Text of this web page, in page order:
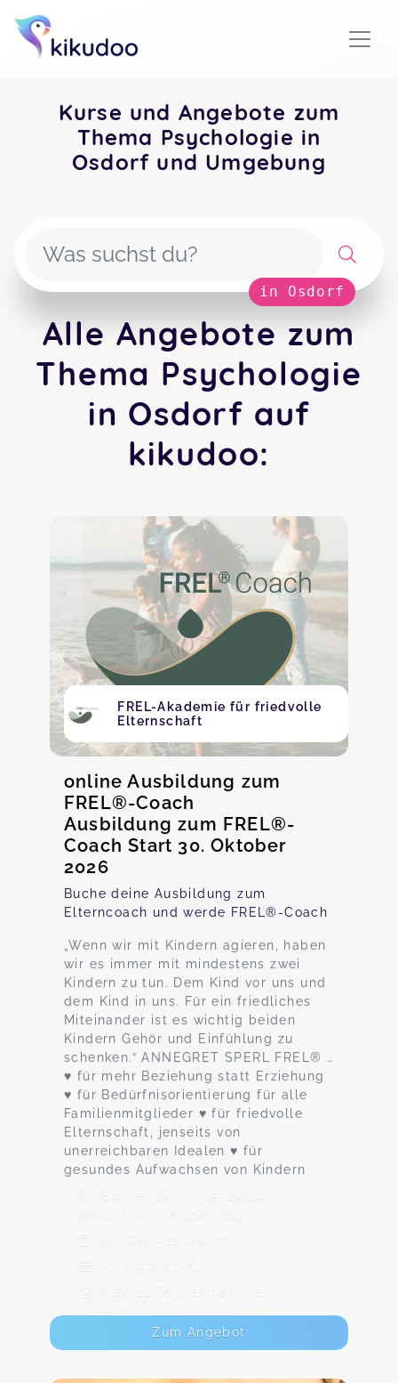
Kurse und Angebote zum
Thema Psychologie in
Osdorf und Umgebung
in Osdorf
Alle Angebote zum
Thema Psychologie
in Osdorf auf
kikudoo:
FREL-Akademie für friedvolle
Elternschaft
online Ausbildung zum
FREL®-Coach
Ausbildung zum FREL®-
Coach Start 30. Oktober
2026
Buche deine Ausbildung zum
Elterncoach und werde FREL®-Coach
„Wenn wir mit Kindern agieren, haben
wir es immer mit mindestens zwei
Kindern zu tun. Dem Kind vor uns und
dem Kind in uns. Für ein friedliches
Miteinander ist es wichtig beiden
Kindern Gehör und Einfühlung zu
schenken.“ ANNEGRET SPERL FREL® …
♥ für mehr Beziehung statt Erziehung
♥ für Bedürfnisorientierung für alle
Familienmitglieder ♥ für friedvolle
Elternschaft, jenseits von
unerreichbaren Idealen ♥ für
gesundes Aufwachsen von Kindern
Stohler Damm 15, 24214
Gettorf Online über zoom
30. Okt - 11. Jul 27
Ab 4.974,00 €
Max. 12 TeilnehmerInnen
Zum Angebot